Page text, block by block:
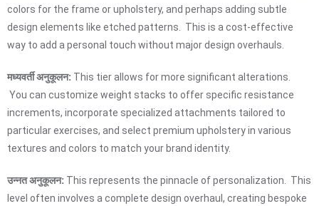
colors for the frame or upholstery, and perhaps adding subtle
design elements like etched patterns. This is a cost-effective
way to add a personal touch without major design overhauls.
मध्यवर्ती अनुकूलन: This tier allows for more significant alterations.
You can customize weight stacks to offer specific resistance
increments, incorporate specialized attachments tailored to
particular exercises, and select premium upholstery in various
textures and colors to match your brand identity.
उन्नत अनुकूलन: This represents the pinnacle of personalization. This
level often involves a complete design overhaul, creating bespoke